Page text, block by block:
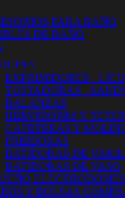
PARA BAÑO
DE BAÑO
EXPRIMIDORES -
TOSTADORAS -
BALANZAS
HERVIDORES Y
CAFETERAS Y
FREIDORAS
BATIDORAS DE
BATIDORAS DE VASO
Y BOLSAS